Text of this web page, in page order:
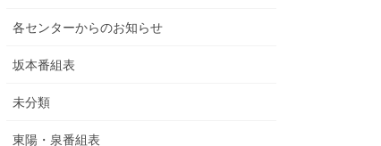
各センターからのお知らせ
坂本番組表
未分類
東陽・泉番組表